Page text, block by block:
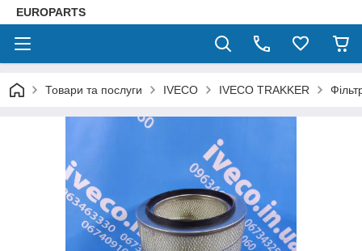
EUROPARTS
Товари та послуги IVECO IVECO TRAKKER